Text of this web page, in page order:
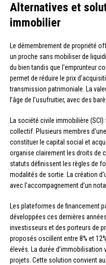
Alternatives et
immobilier
Le démembrement de propriété
un proche sans mobiliser de
du bien tandis que l’emprunteur
permet de réduire le prix
transmission patrimoniale. La
l’âge de l’usufruitier, avec des
La société civile immobilière
collectif. Plusieurs membres
constituer le capital social et
organise clairement les droits de
statuts définissent les règles de
modalités de sortie. La création
avec l’accompagnement d’un
Les plateformes de financement
développées ces dernières
investisseurs et des porteurs de
proposés oscillent entre 8% et
élevés. La durée
projets. Cette solution convient